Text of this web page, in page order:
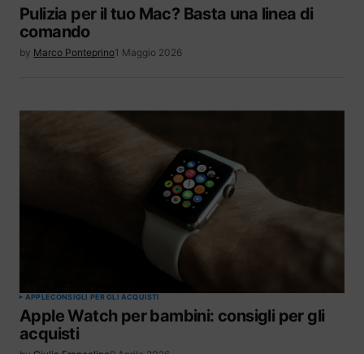
Pulizia per il tuo Mac? Basta una linea di
comando
by Marco Ponteprino1 Maggio 2026
APPLECONSIGLI PER GLI ACQUISTI
Apple Watch per bambini: consigli per gli
acquisti